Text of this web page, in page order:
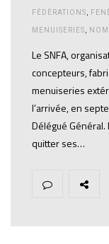
FÉDÉRATIONS
MENUISERIES
Le SNFA,
concepteurs,
menuiseries
l’arrivée, en
Délégué
quitter ses…